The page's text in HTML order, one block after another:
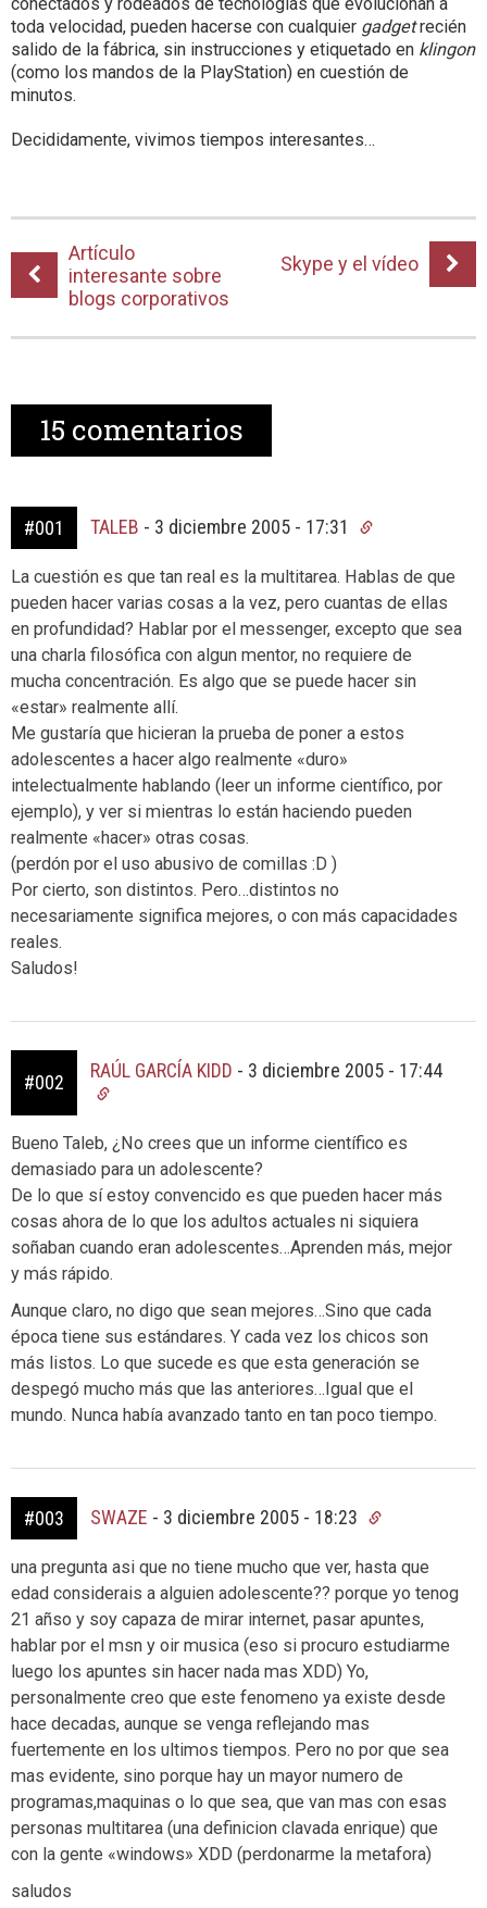
toda velocidad, pueden hacerse con cualquier gadgetrecién
salido de la fábrica, sin instrucciones y etiquetado en klingon
(como los mandos de la PlayStation) en cuestión de
minutos.
Decididamente, vivimos tiempos interesantes…
Artículo
interesante sobre
blogs corporativos
Skype y el vídeo
15 comentarios
#001 TALEB - 3 diciembre 2005 - 17:31
La cuestión es que tan real es la multitarea. Hablas de que
pueden hacer varias cosas a la vez, pero cuantas de ellas
en profundidad? Hablar por el messenger, excepto que sea
una charla filosófica con algun mentor, no requiere de
mucha concentración. Es algo que se puede hacer sin
«estar» realmente allí.
Me gustaría que hicieran la prueba de poner a estos
adolescentes a hacer algo realmente «duro»
intelectualmente hablando (leer un informe científico, por
ejemplo), y ver si mientras lo están haciendo pueden
realmente «hacer» otras cosas.
(perdón por el uso abusivo de comillas :D )
Por cierto, son distintos. Pero…distintos no
necesariamente significa mejores, o con más capacidades
reales.
Saludos!
#002
RAÚL GARCÍA KIDD - 3 diciembre 2005 - 17:44
Bueno Taleb, ¿No crees que un informe científico es
demasiado para un adolescente?
De lo que sí estoy convencido es que pueden hacer más
cosas ahora de lo que los adultos actuales ni siquiera
soñaban cuando eran adolescentes…Aprenden más, mejor
y más rápido.
Aunque claro, no digo que sean mejores…Sino que cada
época tiene sus estándares. Y cada vez los chicos son
más listos. Lo que sucede es que esta generación se
despegó mucho más que las anteriores…Igual que el
mundo. Nunca había avanzado tanto en tan poco tiempo.
#003 SWAZE - 3 diciembre 2005 - 18:23
una pregunta asi que no tiene mucho que ver, hasta que
edad considerais a alguien adolescente?? porque yo tenog
21 añso y soy capaza de mirar internet, pasar apuntes,
hablar por el msn y oir musica (eso si procuro estudiarme
luego los apuntes sin hacer nada mas XDD) Yo,
personalmente creo que este fenomeno ya existe desde
hace decadas, aunque se venga reflejando mas
fuertemente en los ultimos tiempos. Pero no por que sea
mas evidente, sino porque hay un mayor numero de
programas,maquinas o lo que sea, que van mas con esas
personas multitarea (una definicion clavada enrique) que
con la gente «windows» XDD (perdonarme la metafora)
saludos